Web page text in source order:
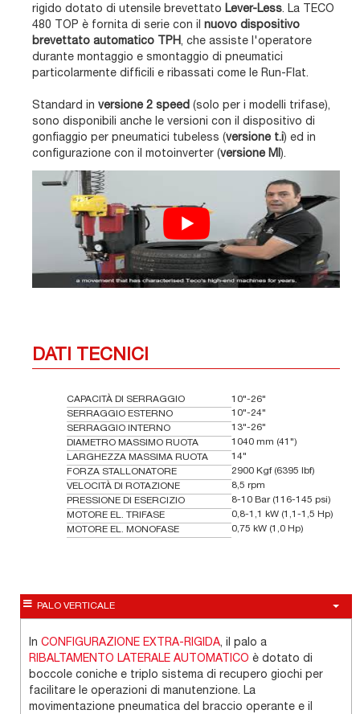
rigido dotato di utensile brevettato Lever-Less. La TECO
480 TOP è fornita di serie con il nuovo dispositivo
brevettato automatico TPH, che assiste l'operatore
durante montaggio e smontaggio di pneumatici
particolarmente difficili e ribassati come le Run-Flat.
Standard in versione 2 speed (solo per i modelli trifase),
sono disponibili anche le versioni con il dispositivo di
gonfiaggio per pneumatici tubeless (versione t.i) ed in
configurazione con il motoinverter (versione MI).
DATI TECNICI
CAPACITÀ DI SERRAGGIO
10"-26"
SERRAGGIO ESTERNO
10"-24"
SERRAGGIO INTERNO
13"-26"
DIAMETRO MASSIMO RUOTA
1040 mm (41")
LARGHEZZA MASSIMA RUOTA
14"
FORZA STALLONATORE
2900 Kgf (6395 lbf)
VELOCITÀ DI ROTAZIONE
8,5 rpm
PRESSIONE DI ESERCIZIO
8-10 Bar (116-145 psi)
MOTORE EL. TRIFASE
0,8-1,1 kW (1,1-1,5 Hp)
MOTORE EL. MONOFASE
0,75 kW (1,0 Hp)
PALO VERTICALE
In CONFIGURAZIONE EXTRA-RIGIDA, il palo a
RIBALTAMENTO LATERALE AUTOMATICO è dotato di
boccole coniche e triplo sistema di recupero giochi per
facilitare le operazioni di manutenzione. La
movimentazione pneumatica del braccio operante e il